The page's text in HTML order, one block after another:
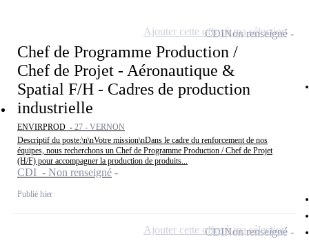
Chef de Programme Production /
Chef de Projet - Aéronautique &
Spatial F/H - Cadres de production
industrielle
ENVIRPROD - 27 - VERNON
Descriptif du poste:\n\nVotre mission\nDans le cadre du renforcement de nos
équipes, nous recherchons un Chef de Programme Production / Chef de Projet
(H/F) pour accompagner la production de produits...
CDI - Non renseigné
Publié hier
CDINon renseigné
Ajouter cette offre à ma sélection
CDINon renseigné
Ajouter cette offre à ma sélection